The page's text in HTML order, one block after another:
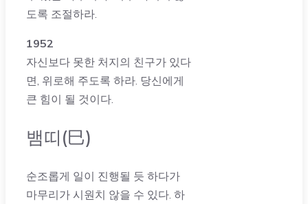
도록 조절하라.
1952
자신보다 못한 처지의 친구가 있다
면, 위로해 주도록 하라. 당신에게
큰 힘이 될 것이다.
뱀띠(巳)
순조롭게 일이 진행될 듯 하다가
마무리가 시원치 않을 수 있다. 하